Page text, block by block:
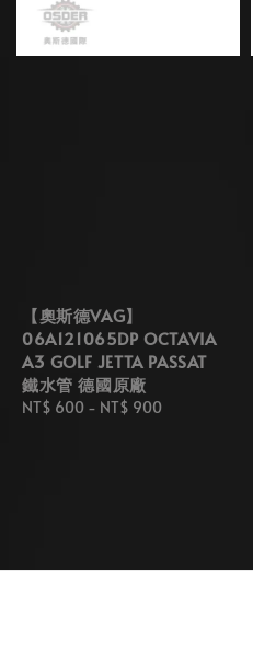
【奧斯德VAG】
06A121065DP OCTAVIA
A3 GOLF JETTA PASSAT
鐵水管 德國原廠
Regular
NT$ 600 - NT$ 900